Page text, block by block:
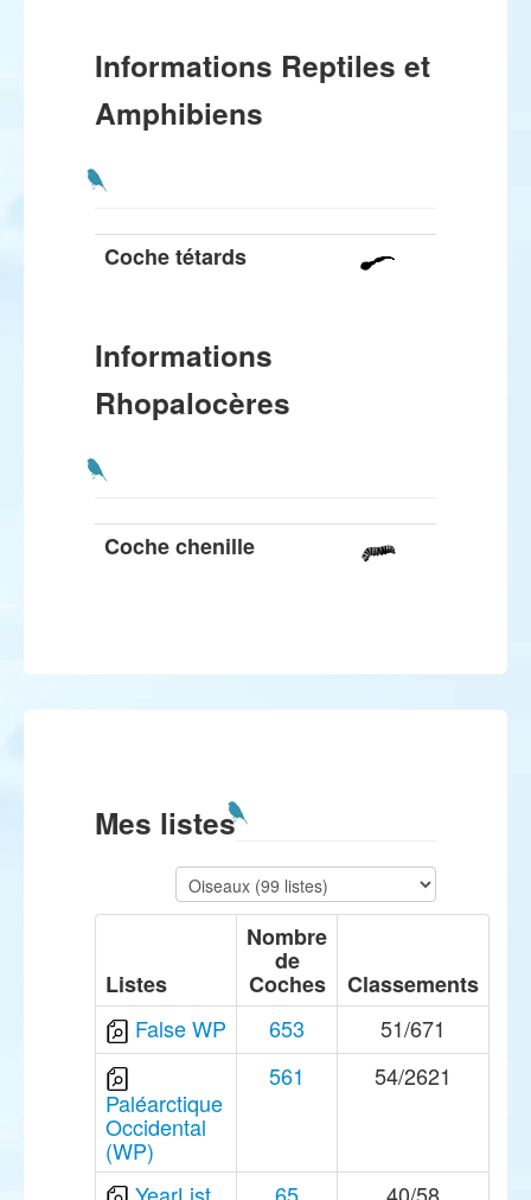
Informations Reptiles et
Amphibiens
Coche tétards
Informations
Rhopalocères
Coche chenille
Mes listes
Listes
Nombre
de
Coches
Classements
False WP
653 51/671
Paléarctique
Occidental
(WP)
561 54/2621